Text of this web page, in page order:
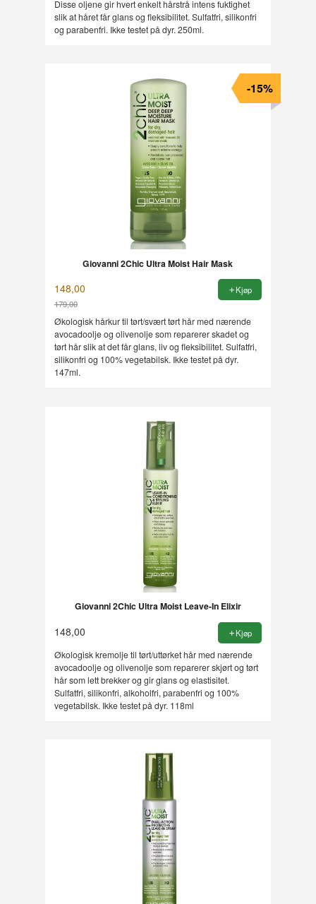
Disse oljene gir hvert enkelt hårstrå intens fuktighet
slik at håret får glans og fleksibilitet. Sulfatfri, silikonfri
og parabenfri. Ikke testet på dyr. 250ml.
Giovanni 2Chic Ultra Moist Hair Mask
148,00
179,00
Rabatt
-15%
Kjøp
Økologisk hårkur til tørt/svært tørt hår med nærende
avocadoolje og olivenolje som reparerer skadet og
tørt hår slik at det får glans, liv og fleksibilitet. Sulfatfri,
silikonfri og 100% vegetabilsk. Ikke testet på dyr.
147ml.
Giovanni 2Chic Ultra Moist Leave-In Elixir
148,00 Kjøp
Økologisk kremolje til tørt/uttørket hår med nærende
avocadoolje og olivenolje som reparerer skjørt og tørt
hår som lett brekker og gir glans og elastisitet.
Sulfatfri, silikonfri, alkoholfri, parabenfri og 100%
vegetabilsk. Ikke testet på dyr. 118ml